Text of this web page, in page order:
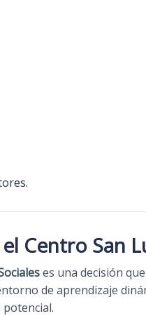
Centro San
es una decisión
de aprendizaje